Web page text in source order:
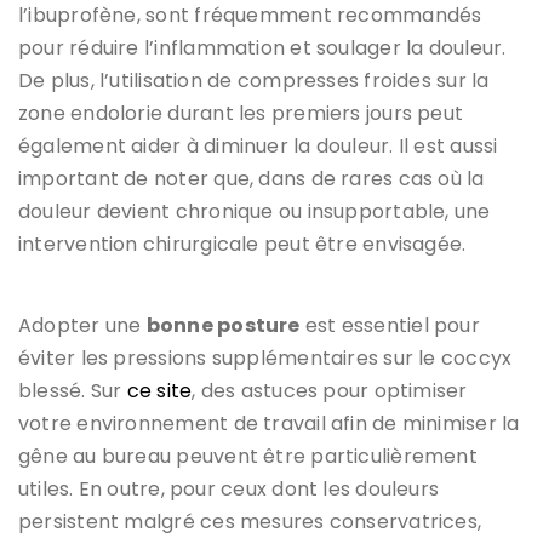
l’ibuprofène, sont fréquemment recommandés
pour réduire l’inflammation et soulager la douleur.
De plus, l’utilisation de compresses froides sur la
zone endolorie durant les premiers jours peut
également aider à diminuer la douleur. Il est aussi
important de noter que, dans de rares cas où la
douleur devient chronique ou insupportable, une
intervention chirurgicale peut être envisagée.
Adopter une bonne posture est essentiel pour
éviter les pressions supplémentaires sur le coccyx
blessé. Sur ce site, des astuces pour optimiser
votre environnement de travail afin de minimiser la
gêne au bureau peuvent être particulièrement
utiles. En outre, pour ceux dont les douleurs
persistent malgré ces mesures conservatrices,